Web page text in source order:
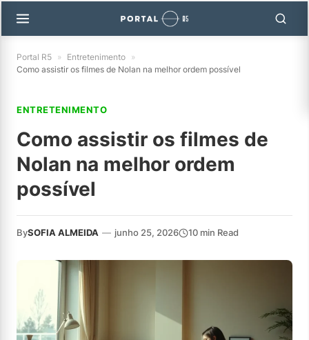
Portal R5 » Entretenimento »
Como assistir os filmes de Nolan na melhor ordem possível
ENTRETENIMENTO
Como assistir os filmes de
Nolan na melhor ordem
possível
BySOFIA ALMEIDA — junho 25, 2026 10 min Read